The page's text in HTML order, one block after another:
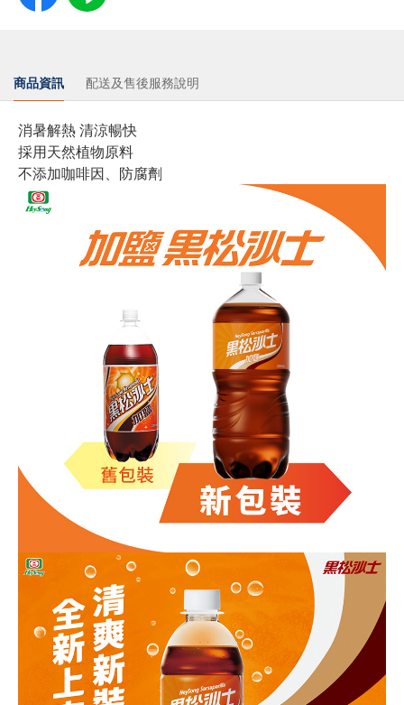
商品資訊 配送及售後服務說明
消暑解熱 清涼暢快
採用天然植物原料
不添加咖啡因、防腐劑